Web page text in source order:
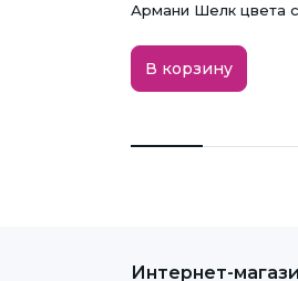
Армани Шелк цвета
В корзину
Интернет-